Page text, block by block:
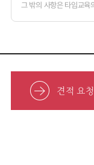
그 밖의 사항은 타임교육
견적 요